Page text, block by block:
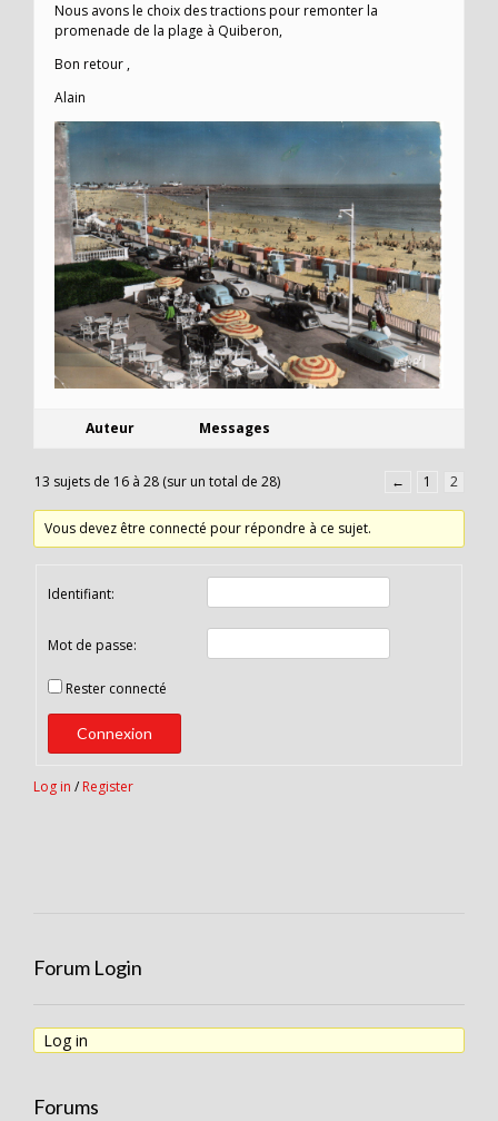
Nous avons le choix des tractions pour remonter la
promenade de la plage à Quiberon,
Bon retour ,
Alain
Auteur Messages
13 sujets de 16 à 28 (sur un total de 28) ← 1 2
Vous devez être connecté pour répondre à ce sujet.
Identifiant:
Mot de passe:
Rester connecté
Connexion
Log in / Register
Forum Login
Log in
Forums